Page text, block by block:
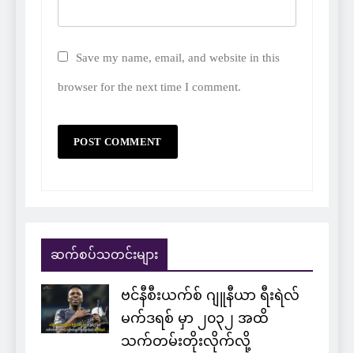
Save my name, email, and website in this
browser for the next time I comment.
ဆက်စပ်သတင်းများ
ဗင်နီစီးယက်စ် ဂျူနီယာ ရီးရဲလ်
မက်ဒရစ် မှာ ၂၀၃၂ အထိ
သက်တမ်းတိုးလိုက်လို့